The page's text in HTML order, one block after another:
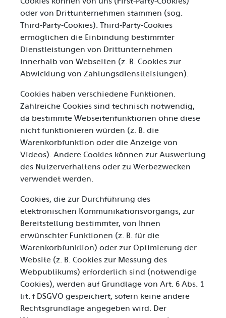
oder von Drittunternehmen stammen (sog.
Third-Party-Cookies). Third-Party-Cookies
ermöglichen die Einbindung bestimmter
Dienstleistungen von Drittunternehmen
innerhalb von Webseiten (z. B. Cookies zur
Abwicklung von Zahlungsdienstleistungen).
Cookies haben verschiedene Funktionen.
Zahlreiche Cookies sind technisch notwendig,
da bestimmte Webseitenfunktionen ohne diese
nicht funktionieren würden (z. B. die
Warenkorbfunktion oder die Anzeige von
Videos). Andere Cookies können zur Auswertung
des Nutzerverhaltens oder zu Werbezwecken
verwendet werden.
Cookies, die zur Durchführung des
elektronischen Kommunikationsvorgangs, zur
Bereitstellung bestimmter, von Ihnen
erwünschter Funktionen (z. B. für die
Warenkorbfunktion) oder zur Optimierung der
Website (z. B. Cookies zur Messung des
Webpublikums) erforderlich sind (notwendige
Cookies), werden auf Grundlage von Art. 6 Abs. 1
lit. f DSGVO gespeichert, sofern keine andere
Rechtsgrundlage angegeben wird. Der